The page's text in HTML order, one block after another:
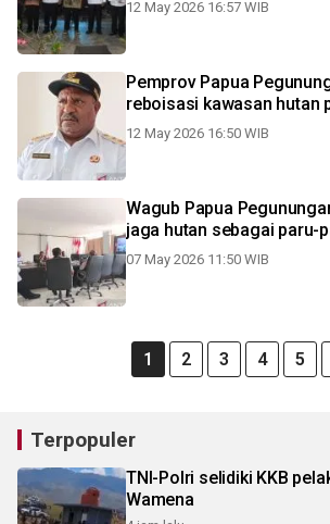
12 May 2026 16:57 WIB
Pemprov Papua
reboisasi kawasan hutan
12 May 2026 16:50 WIB
Wagub Papua
jaga hutan sebagai paru-
07 May 2026 11:50 WIB
1 2 3 4 5
Terpopuler
TNI-Polri selidiki KKB
Wamena